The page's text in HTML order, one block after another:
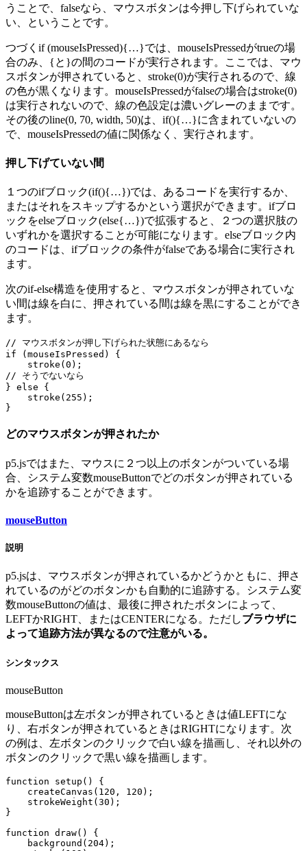
うことで、falseなら、マウスボタンは今押し下げられていな
い、ということです。
つづくif (mouseIsPressed){…}では、mouseIsPressedがtrueの場
合のみ、{と}の間のコードが実行されます。ここでは、マウ
スボタンが押されていると、stroke(0)が実行されるので、線
の色が黒くなります。mouseIsPressedがfalseの場合はstroke(0)
は実行されないので、線の色設定は濃いグレーのままです。
その後のline(0, 70, width, 50)は、if(){…}に含まれていないの
で、mouseIsPressedの値に関係なく、実行されます。
押し下げていない間
１つのifブロック(if(){…})では、あるコードを実行するか、
またはそれをスキップするかという選択ができます。ifブロ
ックをelseブロック(else{…})で拡張すると、２つの選択肢の
いずれかを選択することが可能になります。elseブロック内
のコードは、ifブロックの条件がfalseである場合に実行され
ます。
次のif-else構造を使用すると、マウスボタンが押されていな
い間は線を白に、押されている間は線を黒にすることができ
ます。
// マウスボタンが押し下げられた状態にあるなら
if (mouseIsPressed) {
    stroke(0);
// そうでないなら
} else {
    stroke(255);
}
どのマウスボタンが押されたか
p5.jsではまた、マウスに２つ以上のボタンがついている場
合、システム変数mouseButtonでどのボタンが押されている
かを追跡することができます。
mouseButton
説明
p5.jsは、マウスボタンが押されているかどうかともに、押さ
れているのがどのボタンかも自動的に追跡する。システム変
数mouseButtonの値は、最後に押されたボタンによって、
LEFTかRIGHT、またはCENTERになる。ただしブラウザに
よって追跡方法が異なるので注意がいる。
シンタックス
mouseButton
mouseButtonは左ボタンが押されているときは値LEFTにな
り、右ボタンが押されているときはRIGHTになります。次
の例は、左ボタンのクリックで白い線を描画し、それ以外の
ボタンのクリックで黒い線を描画します。
function setup() {
    createCanvas(120, 120);
    strokeWeight(30);
}
function draw() {
    background(204);